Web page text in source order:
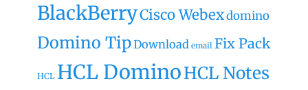
BlackBerryCisco Webexdomino
Domino TipDownload email Fix Pack
HCL HCL DominoHCL Notes